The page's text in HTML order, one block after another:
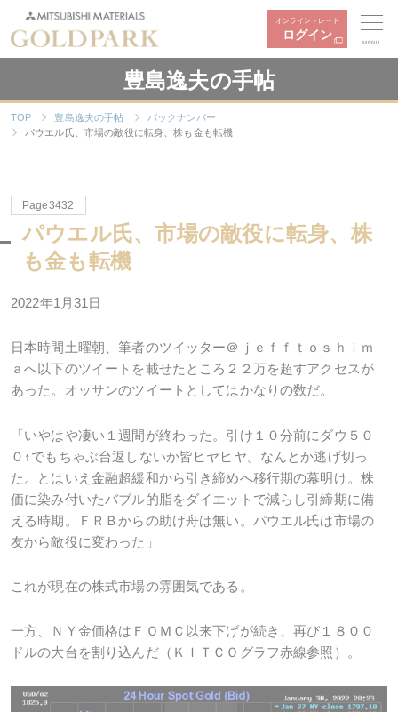
オンライントレード
ログイン
MENU
豊島逸夫の手帖
TOP 豊島逸夫の手帖
バックナンバー
パウエル氏、市場の敵役に転身、株も金も転機
Page3432
パウエル氏、市場の敵役に転身、株
も金も転機
2022年1月31日
日本時間土曜朝、筆者のツイッター＠ｊｅｆｆｔｏｓｈｉｍ
ａへ以下のツイートを載せたところ２２万を超すアクセスが
あった。オッサンのツイートとしてはかなりの数だ。
「いやはや凄い１週間が終わった。引け１０分前にダウ５０
０↑でもちゃぶ台返しないか皆ヒヤヒヤ。なんとか逃げ切っ
た。とはいえ金融超緩和から引き締めへ移行期の幕明け。株
価に染み付いたバブル的脂をダイエットで減らし引締期に備
える時期。ＦＲＢからの助け舟は無い。パウエル氏は市場の
友から敵役に変わった」
これが現在の株式市場の雰囲気である。
一方、ＮＹ金価格はＦＯＭＣ以来下げが続き、再び１８００
ドルの大台を割り込んだ（ＫＩＴＣＯグラフ赤線参照）。